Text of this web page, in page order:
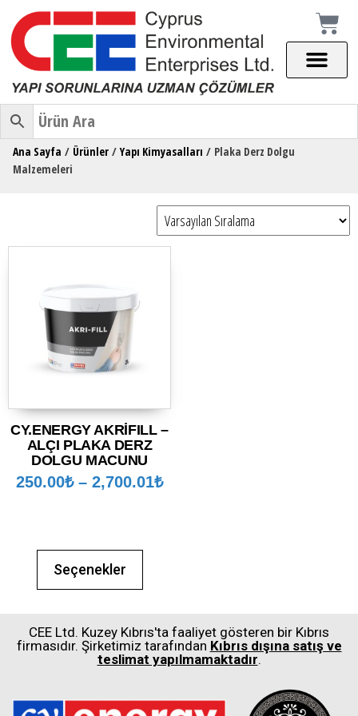
Ana Sayfa / Ürünler /Yapı Kimyasalları / Plaka Derz Dolgu
Malzemeleri
CY.ENERGY AKRİFILL –
ALÇI PLAKA DERZ
DOLGU MACUNU
250.00₺ – 2,700.01₺
Seçenekler
CEE Ltd. Kuzey Kıbrıs'ta faaliyet gösteren bir Kıbrıs
firmasıdır. Şirketimiz tarafından Kıbrıs dışına satış ve
teslimat yapılmamaktadır.